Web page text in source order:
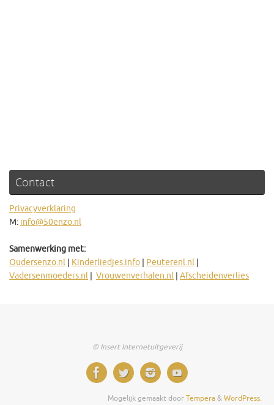
Contact
Privacyverklaring
M: info@50enzo.nl
Samenwerking met:
Oudersenzo.nl | Kinderliedjes.info | Peuterenl.nl |
Vadersenmoeders.nl | Vrouwenverhalen.nl | Afscheidenverlies
© Insert Internetuitgeverij
Mogelijk gemaakt doorTempera&WordPress.